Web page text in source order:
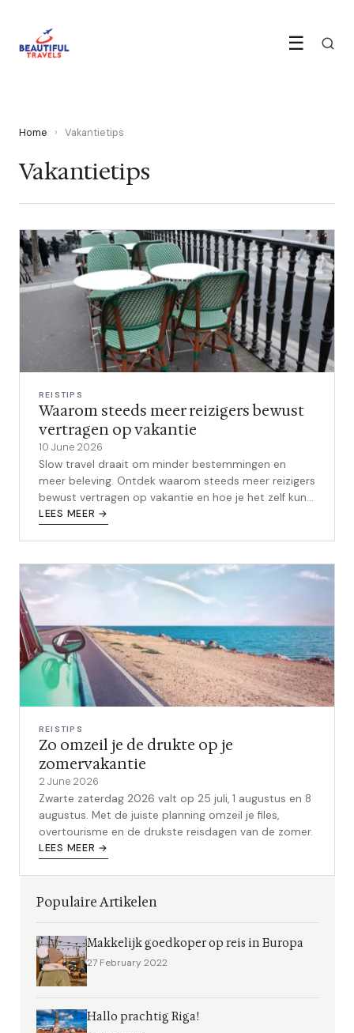
☰
Home › Vakantietips
Vakantietips
REISTIPS
Waarom steeds meer reizigers bewust
vertragen op vakantie
10 June 2026
Slow travel draait om minder bestemmingen en
meer beleving. Ontdek waarom steeds meer reizigers
bewust vertragen op vakantie en hoe je het zelf kunt
aanpakken.
LEES MEER →
REISTIPS
Zo omzeil je de drukte op je
zomervakantie
2 June 2026
Zwarte zaterdag 2026 valt op 25 juli, 1 augustus en 8
augustus. Met de juiste planning omzeil je files,
overtourisme en de drukste reisdagen van de zomer.
LEES MEER →
Populaire Artikelen
Makkelijk goedkoper op reis in Europa
27 February 2022
Hallo prachtig Riga!